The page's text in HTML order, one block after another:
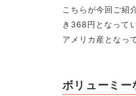
こちらが今回ご紹
き368円となって
アメリカ産となっ
ボリューミ